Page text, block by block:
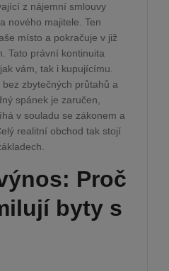
z nájemní smlouvy
nového majitele. Ten
místo a pokračuje v již
Tato právní kontinuita
vám, tak i kupujícímu.
zbytečných průtahů a
spánek je zaručen,
v souladu se zákonem a
realitní obchod tak stojí
Proč
byty s